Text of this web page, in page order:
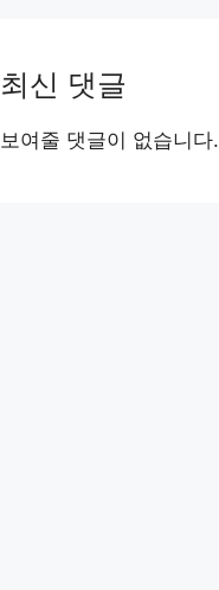
최신 댓글
보여줄 댓글이 없습니다.